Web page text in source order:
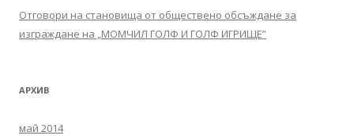
Отговори на становища от обществено обсъждане за
изграждане на „МОМЧИЛ ГОЛФ И ГОЛФ ИГРИЩЕ”
АРХИВ
май 2014